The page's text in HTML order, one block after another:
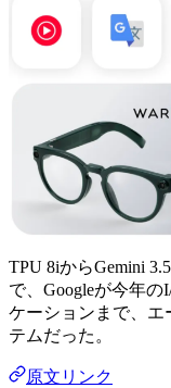
TPU 8iからGemini
で、Googleが今年
ケーションまで、エ
テムだった。
原文リンク